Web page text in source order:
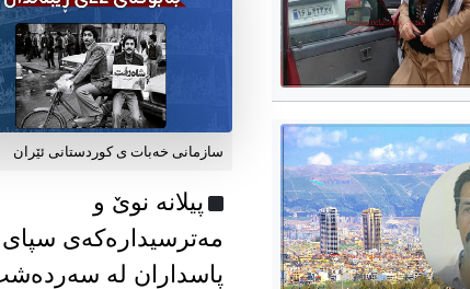
سازمانی خەبات ی كوردستانی ئێران
پیلانە نوێ و
مەترسیدارەکەی سپای
پاسداران لە